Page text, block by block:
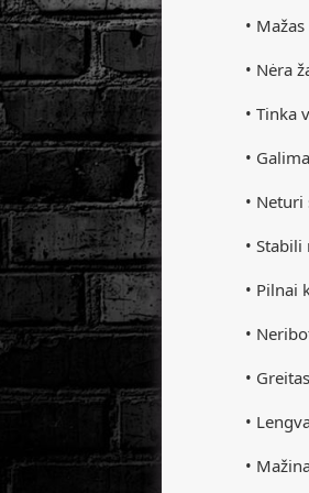
• Mažas
• Nėra
• Tinka
• Galima
• Neturi
• Stabili
• Pilnai
•
• Greitas
•
• Mažina